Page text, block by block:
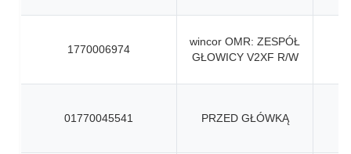
1770006974
wincor OMR: ZESPÓŁ
GŁOWICY V2XF R/W
01770045541 PRZED GŁÓWKĄ